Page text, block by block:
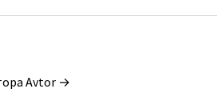
Avtor →